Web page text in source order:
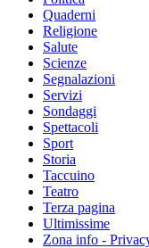
Quaderni
Religione
Salute
Scienze
Segnalazioni
Servizi
Sondaggi
Spettacoli
Sport
Storia
Taccuino
Teatro
Terza pagina
Ultimissime
Zona info -